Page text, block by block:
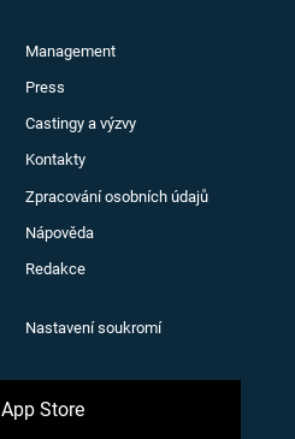
Management
Press
Castingy a výzvy
Kontakty
Zpracování osobních údajů
Nápověda
Redakce
Nastavení soukromí
App Store